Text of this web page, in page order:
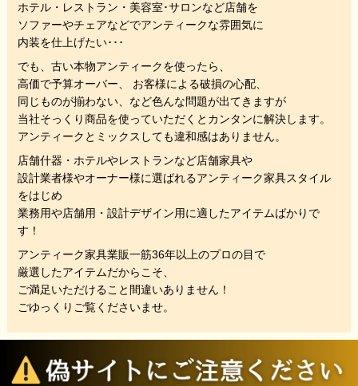
ホテル・レストラン・美容室･サロンなど店舗を
ソファーやチェアなどでアンティークな雰囲気に
内装を仕上げたい･･･
でも、 古い本物アンティークを使ったら、
高価で予算オーバー、 お客様による破損の心配、
同じものが揃わない、 など色んな問題が出てきますが
当社そっくり商品を使っていただくと カンタンに解決します。
アンティークとミックスしても違和感はありません。
店舗什器・ホテルやレストランなど店舗家具や
設計業者様やオーナー様に選ばれるアンティーク家具スタイル
をはじめ
業務用や店舗用・設計デザイン用に適したアイテムばかりで
す！
アンティーク家具業販一筋36年以上のプロの目で
厳選したアイテムだからこそ、
ご満足いただけること間違いありません！
ごゆっくりご覧くださいませ。